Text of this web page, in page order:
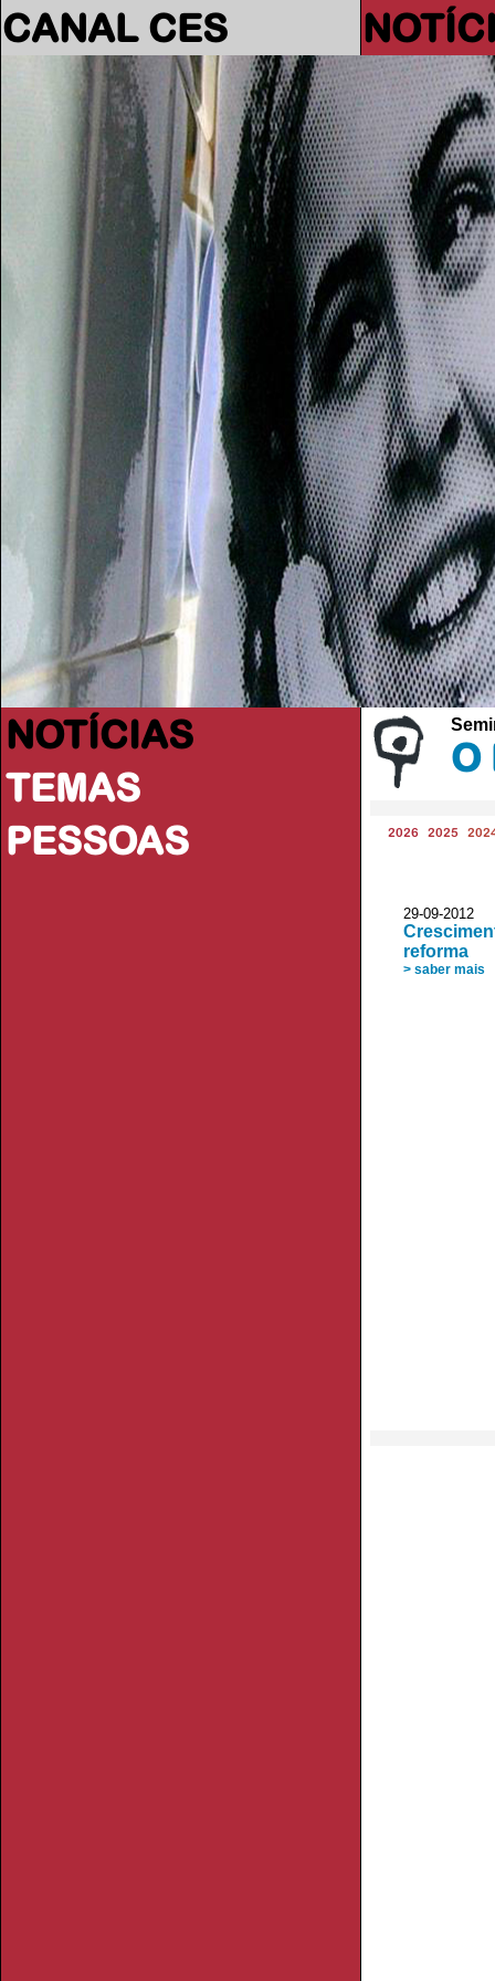
CANAL CES
NOTÍCIAS
TEMAS
PESSOAS
O
2026 2025
29-09-
reforma
> saber mais